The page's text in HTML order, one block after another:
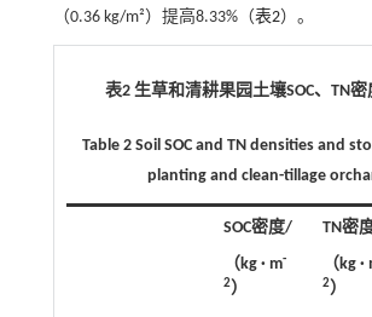
（0.36 kg/m²）提高8.33%（表2）。
表2 生草和清耕果园土壤SOC、TN
Table 2 Soil SOC and TN densities and
planting and clean-tillage
SOC密度/
（kg · m-
2）
TN密
（kg ·
2）